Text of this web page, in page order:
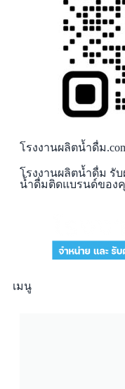
โรงงานผลิตน้ำดื่ม
โรงงานผลิตน้ำดื่ม รั
น้ำดื่มติดแบรนด์ของ
เมนู